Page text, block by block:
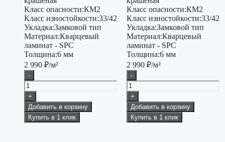
Класс опасности:КМ2
Класс изностойкости:33/42
Укладка:Замковой тип
Материал:Кварцевый
ламинат - SPC
Толщина:6 мм
2 990 ₽/м²
-
+
Добавить в корзину
Купить в 1 клик
Класс опасности:КМ2
Класс изностойкости:33/42
Укладка:Замковой тип
Материал:Кварцевый
ламинат - SPC
Толщина:6 мм
2 990 ₽/м²
-
+
Добавить в корзину
Купить в 1 клик